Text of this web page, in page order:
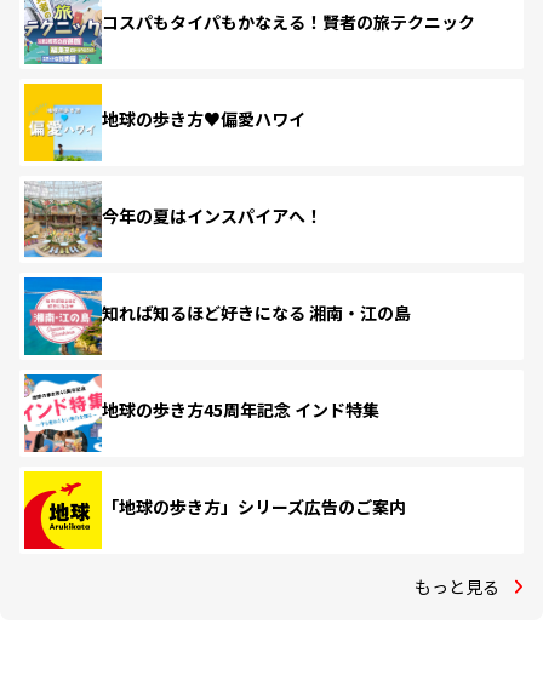
コスパもタイパもかなえる！賢者の旅テクニック
地球の歩き方♥偏愛ハワイ
今年の夏はインスパイアへ！
知れば知るほど好きになる 湘南・江の島
地球の歩き方45周年記念 インド特集
「地球の歩き方」シリーズ広告のご案内
もっと見る